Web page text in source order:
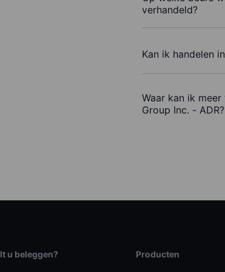
verhandeld?
Kan ik handelen
Waar kan ik
Group Inc. - ADR?
u beleggen? Producten